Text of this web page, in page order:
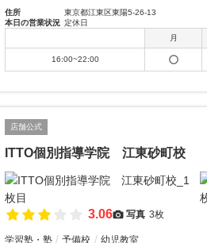
住所
東京都江東区東陽5-26-13
本日の営業状況 定休日
月
16:00~22:00
店舗公式
ITTO個別指導学院 江東砂町校
3.06 写真 3枚
学習塾・塾 予備校 幼児教室